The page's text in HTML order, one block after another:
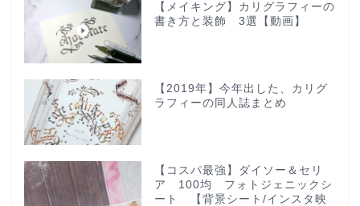
【メイキング】カリグラフィーの
書き方と装飾 3選【動画】
【2019年】今年出した、カリグ
ラフィーの同人誌まとめ
【コスパ最強】ダイソー＆セリ
ア 100均 フォトジェニックシ
ート 【背景シート/インスタ映